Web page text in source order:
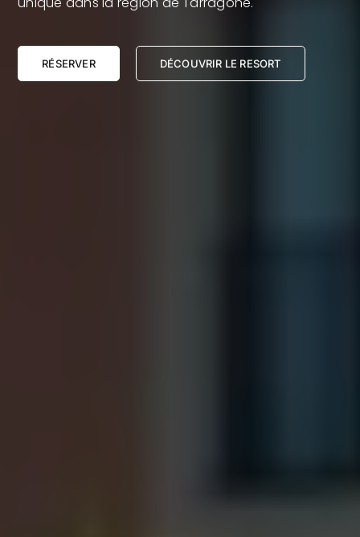
RÉSERVER DÉCOUVRIR LE RESORT